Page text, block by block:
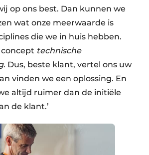
op ons best. Dan kunnen we
wat onze meerwaarde is
die we in huis hebben.
concept technische
. Dus, beste klant, vertel ons uw
vinden we een oplossing. En
altijd ruimer dan de initiële
de klant.’